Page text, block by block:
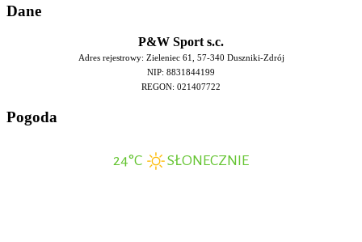
Dane
P&W Sport s.c.
Adres rejestrowy: Zieleniec 61, 57-340 Duszniki-Zdrój
NIP: 8831844199
REGON: 021407722
Pogoda